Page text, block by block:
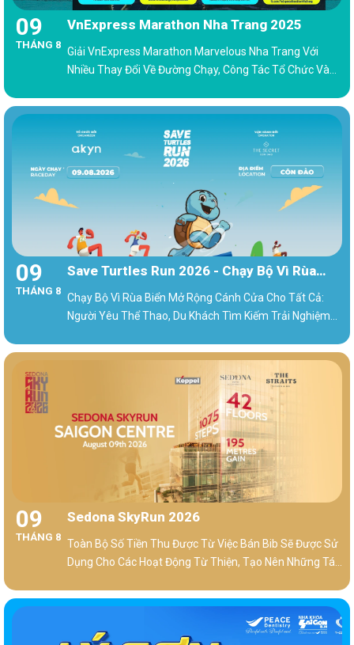
09
THÁNG 8
VnExpress Marathon Nha Trang 2025
Giải VnExpress Marathon Marvelous Nha Trang Với
Nhiều Thay Đổi Về Đường Chạy, Công Tác Tổ Chức Và
09
THÁNG 8
Save Turtles Run 2026 - Chạy Bộ Vì Rùa
Biển
Chạy Bộ Vì Rùa Biển Mở Rộng Cánh Cửa Cho Tất Cả:
Người Yêu Thể Thao, Du Khách Tìm Kiếm Trải Nghiệm
Ngày Ý Nghĩa Cho Bản Thân Và Cộng Đồng
09
THÁNG 8
Sedona SkyRun 2026
Toàn Bộ Số Tiền Thu Được Từ Việc Bán Bib Sẽ Được Sử
Dụng Cho Các Hoạt Động Từ Thiện, Tạo Nên Những Tác